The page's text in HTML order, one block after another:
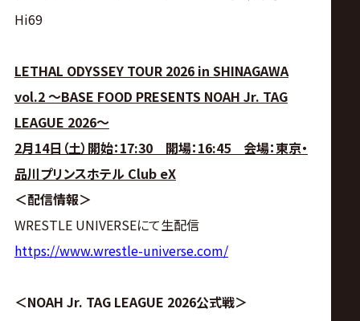
Hi69
LETHAL ODYSSEY TOUR 2026 in SHINAGAWA
vol.2 ～BASE FOOD PRESENTS NOAH Jr. TAG
LEAGUE 2026～
2月14日（土）開始：17:30 開場：16:45 会場：東京・
品川プリンスホテル Club eX
＜配信情報＞
WRESTLE UNIVERSEにて生配信
https://www.wrestle-universe.com/
＜NOAH Jr. TAG LEAGUE 2026公式戦＞